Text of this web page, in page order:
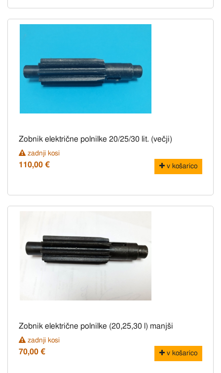
Zobnik električne polnilke 20/25/30 lit. (večji)
zadnji kosi
110,00 € v košarico
Zobnik električne polnilke (20,25,30 l) manjši
zadnji kosi
70,00 € v košarico